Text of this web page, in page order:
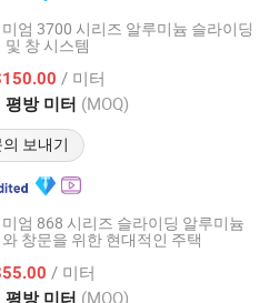
엄 3700 시리즈 알루미늄 슬라이딩
및 창 시스템
/ 미터
평방 미터 (MOQ)
의 보내기
(Suzhou) Co., Ltd.
이후 2025
엄 868 시리즈 슬라이딩 알루미늄
창문을 위한 현대적인 주택
/ 미터
평방 미터 (MOQ)
(Suzhou) Co., Ltd.
이후 2025